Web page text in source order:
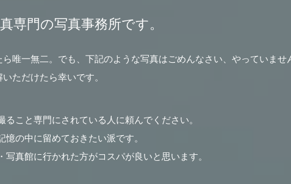
専門の写真事務所です。
唯一無二。でも、下記のような写真はごめんなさい、やっていませ
ただけたら幸いです。
ること専門にされている人に頼んでください。
憶の中に留めておきたい派です。
写真館に行かれた方がコスパが良いと思います。